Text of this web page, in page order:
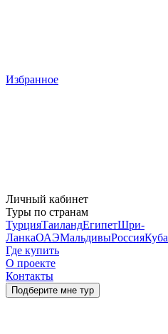
Избранное
Личный кабинет
Туры по странам
ТурцияТаиландЕгипетШри-
ЛанкаОАЭМальдивыРоссияКуба
Где купить
О проекте
Контакты
Подберите мне тур